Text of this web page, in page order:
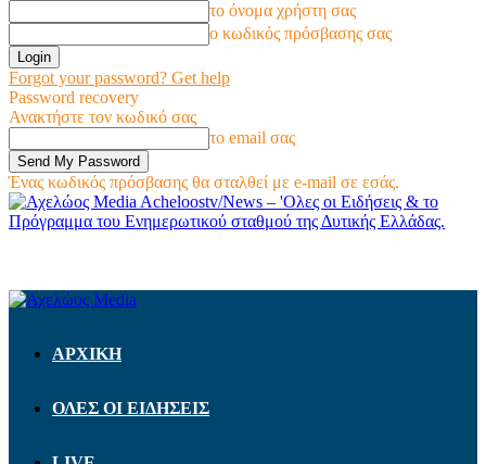
το όνομα χρήστη σας
ο κωδικός πρόσβασης σας
Forgot your password? Get help
Password recovery
Ανακτήστε τον κωδικό σας
το email σας
Ένας κωδικός πρόσβασης θα σταλθεί με e-mail σε εσάς.
Acheloostv/News – 'Ολες οι Ειδήσεις & το
Πρόγραμμα του Ενημερωτικού σταθμού της Δυτικής Ελλάδας.
ΑΡΧΙΚΗ
ΟΛΕΣ ΟΙ ΕΙΔΗΣΕΙΣ